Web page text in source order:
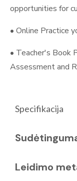
opportunities for
• Online Practice
• Teacher's Book
Assessment and
Specifikacija
Leidimo